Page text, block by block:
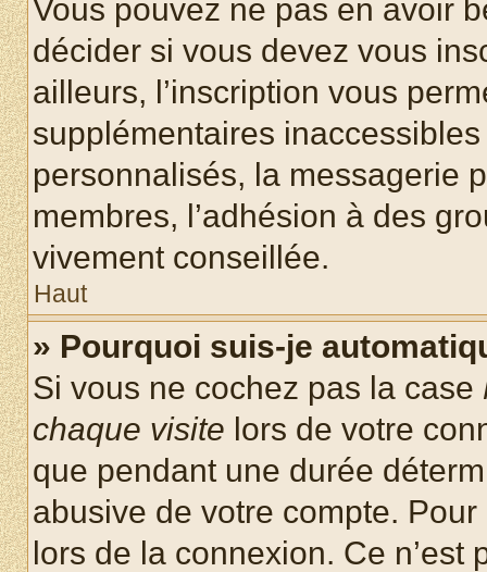
Vous pouvez ne pas en avoir
décider si vous devez vous
ailleurs, l’inscription vous
supplémentaires
personnalisés, la messagerie
membres, l’adhésion à des
vivement conseillée.
Haut
» Pourquoi suis-je
Si vous ne cochez pas la case
chaque visite lors de votre
que pendant une durée
abusive de votre compte.
lors de la connexion. Ce